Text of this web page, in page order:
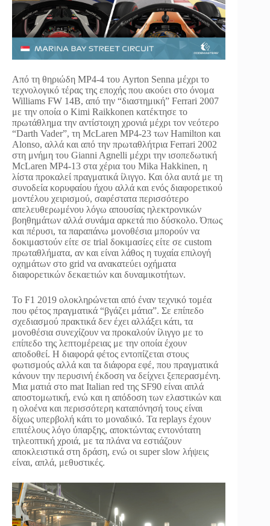
Από τη θηριώδη MP4-4 του Ayrton Senna μέχρι το
τεχνολογικό τέρας της εποχής που ακούει στο όνομα
Williams FW 14B, από την “διαστημική” Ferrari 2007
με την οποία ο Kimi Raikkonen κατέκτησε το
πρωτάθλημα την αντίστοιχη χρονιά μέχρι τον νεότερο
“Darth Vader”, τη McLaren MP4-23 των Hamilton και
Alonso, αλλά και από την πρωταθλήτρια Ferrari 2002
στη μνήμη του Gianni Agnelli μέχρι την ισοπεδωτική
McLaren MP4-13 στα χέρια του Mika Hakkinen, η
λίστα προκαλεί πραγματικά ίλιγγο. Και όλα αυτά με τη
συνοδεία κορυφαίου ήχου αλλά και ενός διαφορετικού
μοντέλου χειρισμού, σαφέστατα περισσότερο
απελευθερωμένου λόγω απουσίας ηλεκτρονικών
βοηθημάτων αλλά συνάμα αρκετά πιο δύσκολο. Όπως
και πέρυσι, τα παραπάνω μονοθέσια μπορούν να
δοκιμαστούν είτε σε trial δοκιμασίες είτε σε custom
πρωταθλήματα, αν και είναι λάθος η τυχαία επιλογή
οχημάτων στο grid να ανακατεύει οχήματα
διαφορετικών δεκαετιών και δυναμικοτήτων.
Το F1 2019 ολοκληρώνεται από έναν τεχνικό τομέα
που φέτος πραγματικά “βγάζει μάτια”. Σε επίπεδο
σχεδιασμού πρακτικά δεν έχει αλλάξει κάτι, τα
μονοθέσια συνεχίζουν να προκαλούν ίλιγγο με το
επίπεδο της λεπτομέρειας με την οποία έχουν
αποδοθεί. Η διαφορά φέτος εντοπίζεται στους
φωτισμούς αλλά και τα διάφορα εφέ, που πραγματικά
κάνουν την περυσινή έκδοση να δείχνει ξεπερασμένη.
Μια ματιά στο mat Italian red της SF90 είναι απλά
αποστομωτική, ενώ και η απόδοση των ελαστικών και
η ολοένα και περισσότερη καταπόνησή τους είναι
δίχως υπερβολή κάτι το μοναδικό. Τα replays έχουν
επιτέλους λόγο ύπαρξης, αποκτώντας εντονότατη
τηλεοπτική χροιά, με τα πλάνα να εστιάζουν
αποκλειστικά στη δράση, ενώ οι super slow λήψεις
είναι, απλά, μεθυστικές.